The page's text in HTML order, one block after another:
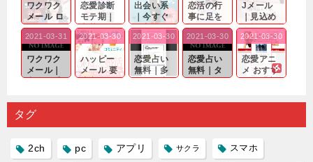
ワクワク
メール ロ
グイン pc
｜心の底
から真
剣...
恋愛診断
モテ期｜
老若男女
問わ
ず…。
出会い系
｜今すぐ
仲良くな
れる相手
探しをし
たいと...
恋活の行
事に足を
運んでも
出会いの
チャンス
が訪れ...
Jメール
｜見込め
る効果が
確実なも
のであっ
ても…...
ワクワク
メール｜
り会った
人に軽...
2021-03-31
ハッピー
メール 要
するので
2021-03-30
恋愛占い
無料｜多
プリの内
2021-03-30
恋愛占い
無料｜タ
る人に恋
2021-03-30
恋愛アニ
メ おすす
雑で素人
2021-03-30
タグ
2ch pc アプリ サクラ スマホ